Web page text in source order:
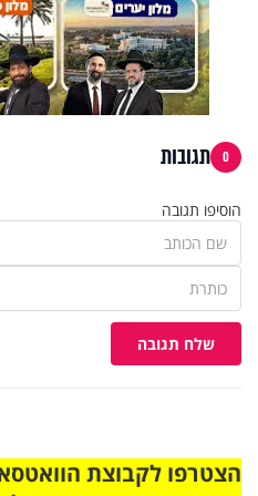
0 תגובות
הוסיפו תגובה
שלח תגובה